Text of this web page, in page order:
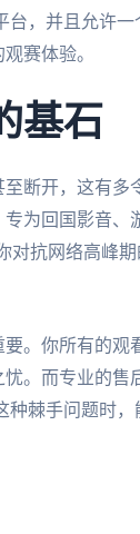
台，并且允许
赛体验。
基石
断开，这有多
为回国影音、
对抗网络高峰
。你所有的观
。而专业的售
种棘手问题时，